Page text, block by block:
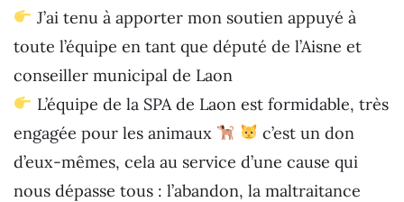
J’ai tenu à apporter mon soutien appuyé à
toute l’équipe en tant que député de l’Aisne et
conseiller municipal de Laon
L’équipe de la SPA de Laon est formidable, très
engagée pour les animaux
c’est un don
d’eux-mêmes, cela au service d’une cause qui
nous dépasse tous : l’abandon, la maltraitance